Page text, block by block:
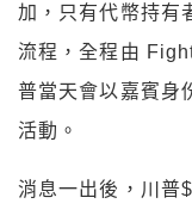
加，只有代幣持有
流程，全程由
普當天會以嘉賓身
活動。
消息一出後，川普